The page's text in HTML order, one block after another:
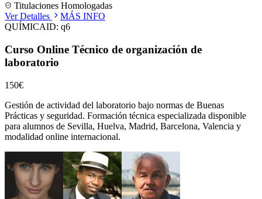
Titulaciones Homologadas
Ver Detalles
MÁS INFO
QUÍMICAID: q6
Curso Online Técnico de organización de
laboratorio
150€
Gestión de actividad del laboratorio bajo normas de Buenas
Prácticas y seguridad. Formación técnica especializada disponible
para alumnos de Sevilla, Huelva, Madrid, Barcelona, Valencia y
modalidad online internacional.